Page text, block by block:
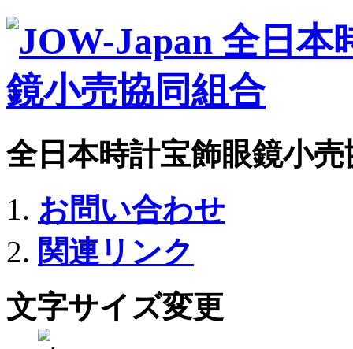
全日本時計宝飾眼鏡小
お問い合わせ
関連リンク
文字サイズ変更